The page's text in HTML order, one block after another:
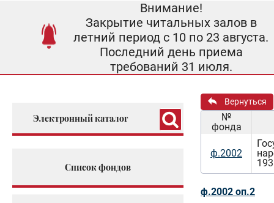
Внимание!
Закрытие читальных залов в
летний период с 10 по 23 августа.
Последний день приема
требований 31 июля.
Электронный каталог
Список фондов
Вернуться
№
фонда
ф.2002
ф.2002 оп.2